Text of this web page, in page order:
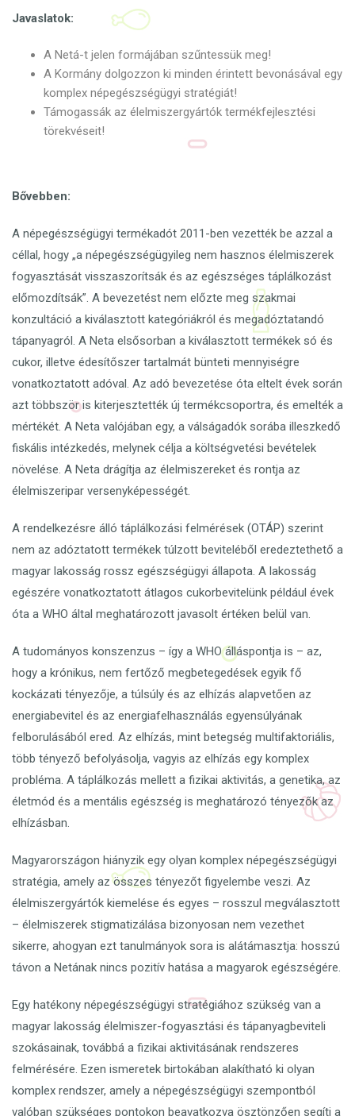
Javaslatok:
A Netá-t jelen formájában szűntessük meg!
A Kormány dolgozzon ki minden érintett bevonásával egy
komplex népegészségügyi stratégiát!
Támogassák az élelmiszergyártók termékfejlesztési
törekvéseit!
Bővebben:
A népegészségügyi termékadót 2011-ben vezették be azzal a
céllal, hogy „a népegészségügyileg nem hasznos élelmiszerek
fogyasztását visszaszorítsák és az egészséges táplálkozást
előmozdítsák”. A bevezetést nem előzte meg szakmai
konzultáció a kiválasztott kategóriákról és megadóztatandó
tápanyagról. A Neta elsősorban a kiválasztott termékek só és
cukor, illetve édesítőszer tartalmát bünteti mennyiségre
vonatkoztatott adóval. Az adó bevezetése óta eltelt évek során
azt többször is kiterjesztették új termékcsoportra, és emelték a
mértékét. A Neta valójában egy, a válságadók sorába illeszkedő
fiskális intézkedés, melynek célja a költségvetési bevételek
növelése. A Neta drágítja az élelmiszereket és rontja az
élelmiszeripar versenyképességét.
A rendelkezésre álló táplálkozási felmérések (OTÁP) szerint
nem az adóztatott termékek túlzott beviteléből eredeztethető a
magyar lakosság rossz egészségügyi állapota. A lakosság
egészére vonatkoztatott átlagos cukorbevitelünk például évek
óta a WHO által meghatározott javasolt értéken belül van.
A tudományos konszenzus – így a WHO álláspontja is – az,
hogy a krónikus, nem fertőző megbetegedések egyik fő
kockázati tényezője, a túlsúly és az elhízás alapvetően az
energiabevitel és az energiafelhasználás egyensúlyának
felborulásából ered. Az elhízás, mint betegség multifaktoriális,
több tényező befolyásolja, vagyis az elhízás egy komplex
probléma. A táplálkozás mellett a fizikai aktivitás, a genetika, az
életmód és a mentális egészség is meghatározó tényezők az
elhízásban.
Magyarországon hiányzik egy olyan komplex népegészségügyi
stratégia, amely az összes tényezőt figyelembe veszi. Az
élelmiszergyártók kiemelése és egyes – rosszul megválasztott
– élelmiszerek stigmatizálása bizonyosan nem vezethet
sikerre, ahogyan ezt tanulmányok sora is alátámasztja: hosszú
távon a Netának nincs pozitív hatása a magyarok egészségére.
Egy hatékony népegészségügyi stratégiához szükség van a
magyar lakosság élelmiszer-fogyasztási és tápanyagbeviteli
szokásainak, továbbá a fizikai aktivitásának rendszeres
felmérésére. Ezen ismeretek birtokában alakítható ki olyan
komplex rendszer, amely a népegészségügyi szempontból
valóban szükséges pontokon beavatkozva ösztönzően segíti a